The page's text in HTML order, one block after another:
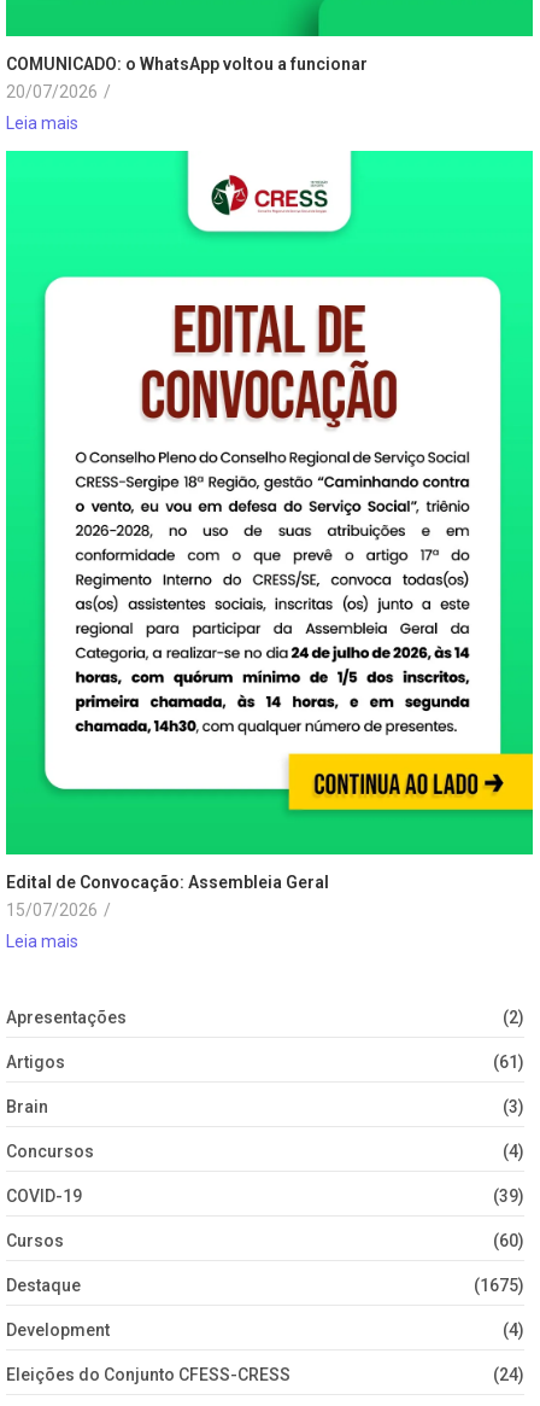
COMUNICADO: o WhatsApp voltou a funcionar
20/07/2026 /
Leia mais
Edital de Convocação: Assembleia Geral
15/07/2026 /
Leia mais
Apresentações (2)
Artigos (61)
Brain (3)
Concursos (4)
COVID-19 (39)
Cursos (60)
Destaque (1675)
Development (4)
Eleições do Conjunto CFESS-CRESS (24)